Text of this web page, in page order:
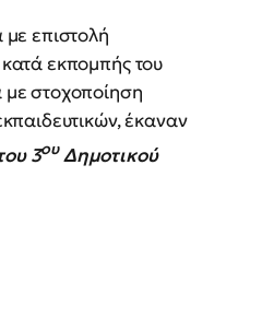
με επιστολή
εκπομπής του
με στοχοποίηση
έκαναν
3ουΔημοτικού